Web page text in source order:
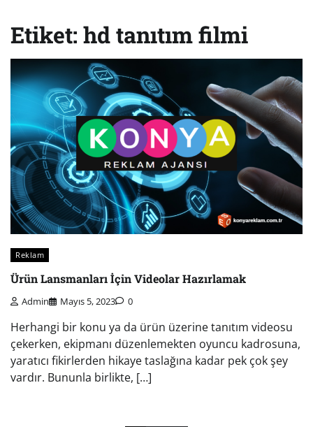
Etiket: hd tanıtım filmi
Reklam
Ürün Lansmanları İçin Videolar Hazırlamak
Admin Mayıs 5, 2023 0
Herhangi bir konu ya da ürün üzerine tanıtım videosu
çekerken, ekipmanı düzenlemekten oyuncu kadrosuna,
yaratıcı fikirlerden hikaye taslağına kadar pek çok şey
vardır. Bununla birlikte, […]